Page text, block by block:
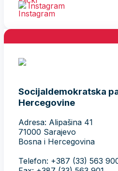
Instagram
Socijaldemokratska
Hercegovine
Adresa: Alipašina 41
71000 Sarajevo
Bosna i Hercegovina
Telefon: +387 (33) 563